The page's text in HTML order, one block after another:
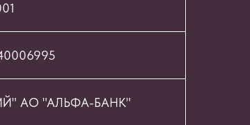
АО "АЛЬФА-БАНК"